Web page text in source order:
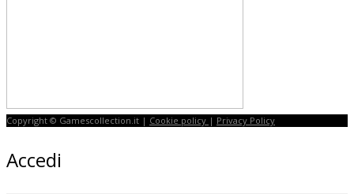
Copyright © Gamescollection.it | Cookie policy | Privacy Policy
Accedi